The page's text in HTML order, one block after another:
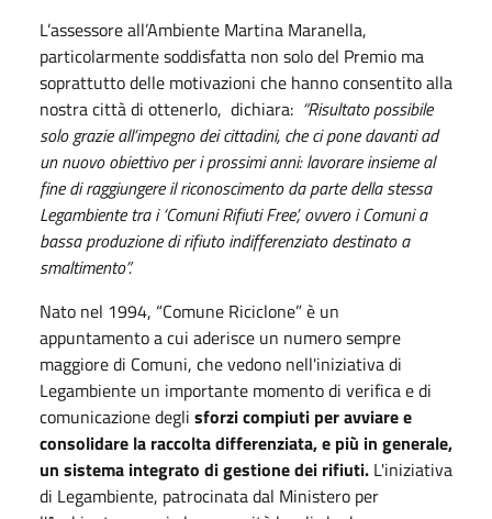
L’assessore all’Ambiente Martina Maranella,
particolarmente soddisfatta non solo del Premio ma
soprattutto delle motivazioni che hanno consentito alla
nostra città di ottenerlo, dichiara: “Risultato possibile
solo grazie all’impegno dei cittadini, che ci pone davanti ad
un nuovo obiettivo per i prossimi anni: lavorare insieme al
fine di raggiungere il riconoscimento da parte della stessa
Legambiente tra i ‘Comuni Rifiuti Free’, ovvero i Comuni a
bassa produzione di rifiuto indifferenziato destinato a
smaltimento”.
Nato nel 1994, “Comune Riciclone” è un
appuntamento a cui aderisce un numero sempre
maggiore di Comuni, che vedono nell'iniziativa di
Legambiente un importante momento di verifica e di
comunicazione degli sforzi compiuti per avviare e
consolidare la raccolta differenziata, e più in generale,
un sistema integrato di gestione dei rifiuti. L'iniziativa
di Legambiente, patrocinata dal Ministero per